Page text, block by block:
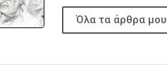
Όλα τα άρθρα μου